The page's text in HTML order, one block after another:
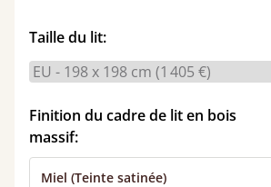
Taille du lit:
Finition du cadre de lit en bois
massif:
Miel (Teinte satinée)